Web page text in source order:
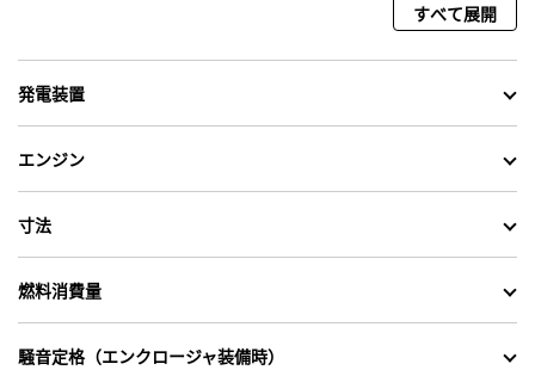
すべて展開
発電装置
エンジン
寸法
燃料消費量
騒音定格（エンクロージャ装備時）